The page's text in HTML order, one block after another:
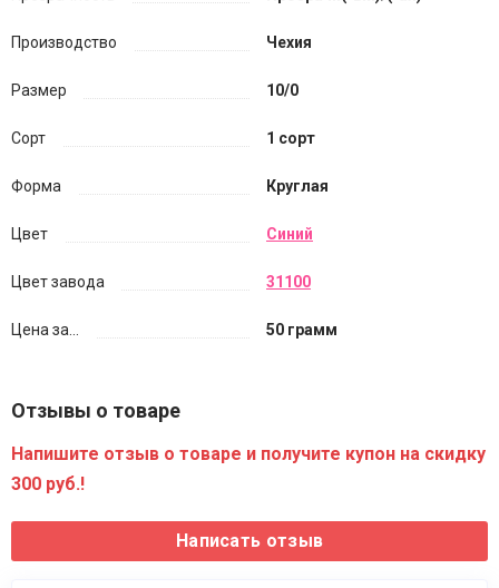
Производство Чехия
Размер 10/0
Сорт 1 сорт
Форма Круглая
Цвет Синий
Цвет завода 31100
Цена за... 50 грамм
Отзывы о товаре
Напишите отзыв о товаре и получите купон на скидку
300 руб.!